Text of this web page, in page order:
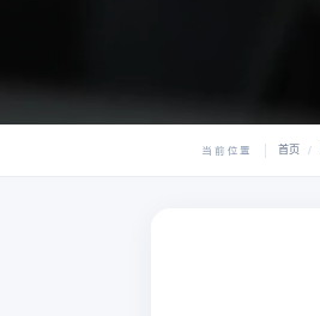
首页